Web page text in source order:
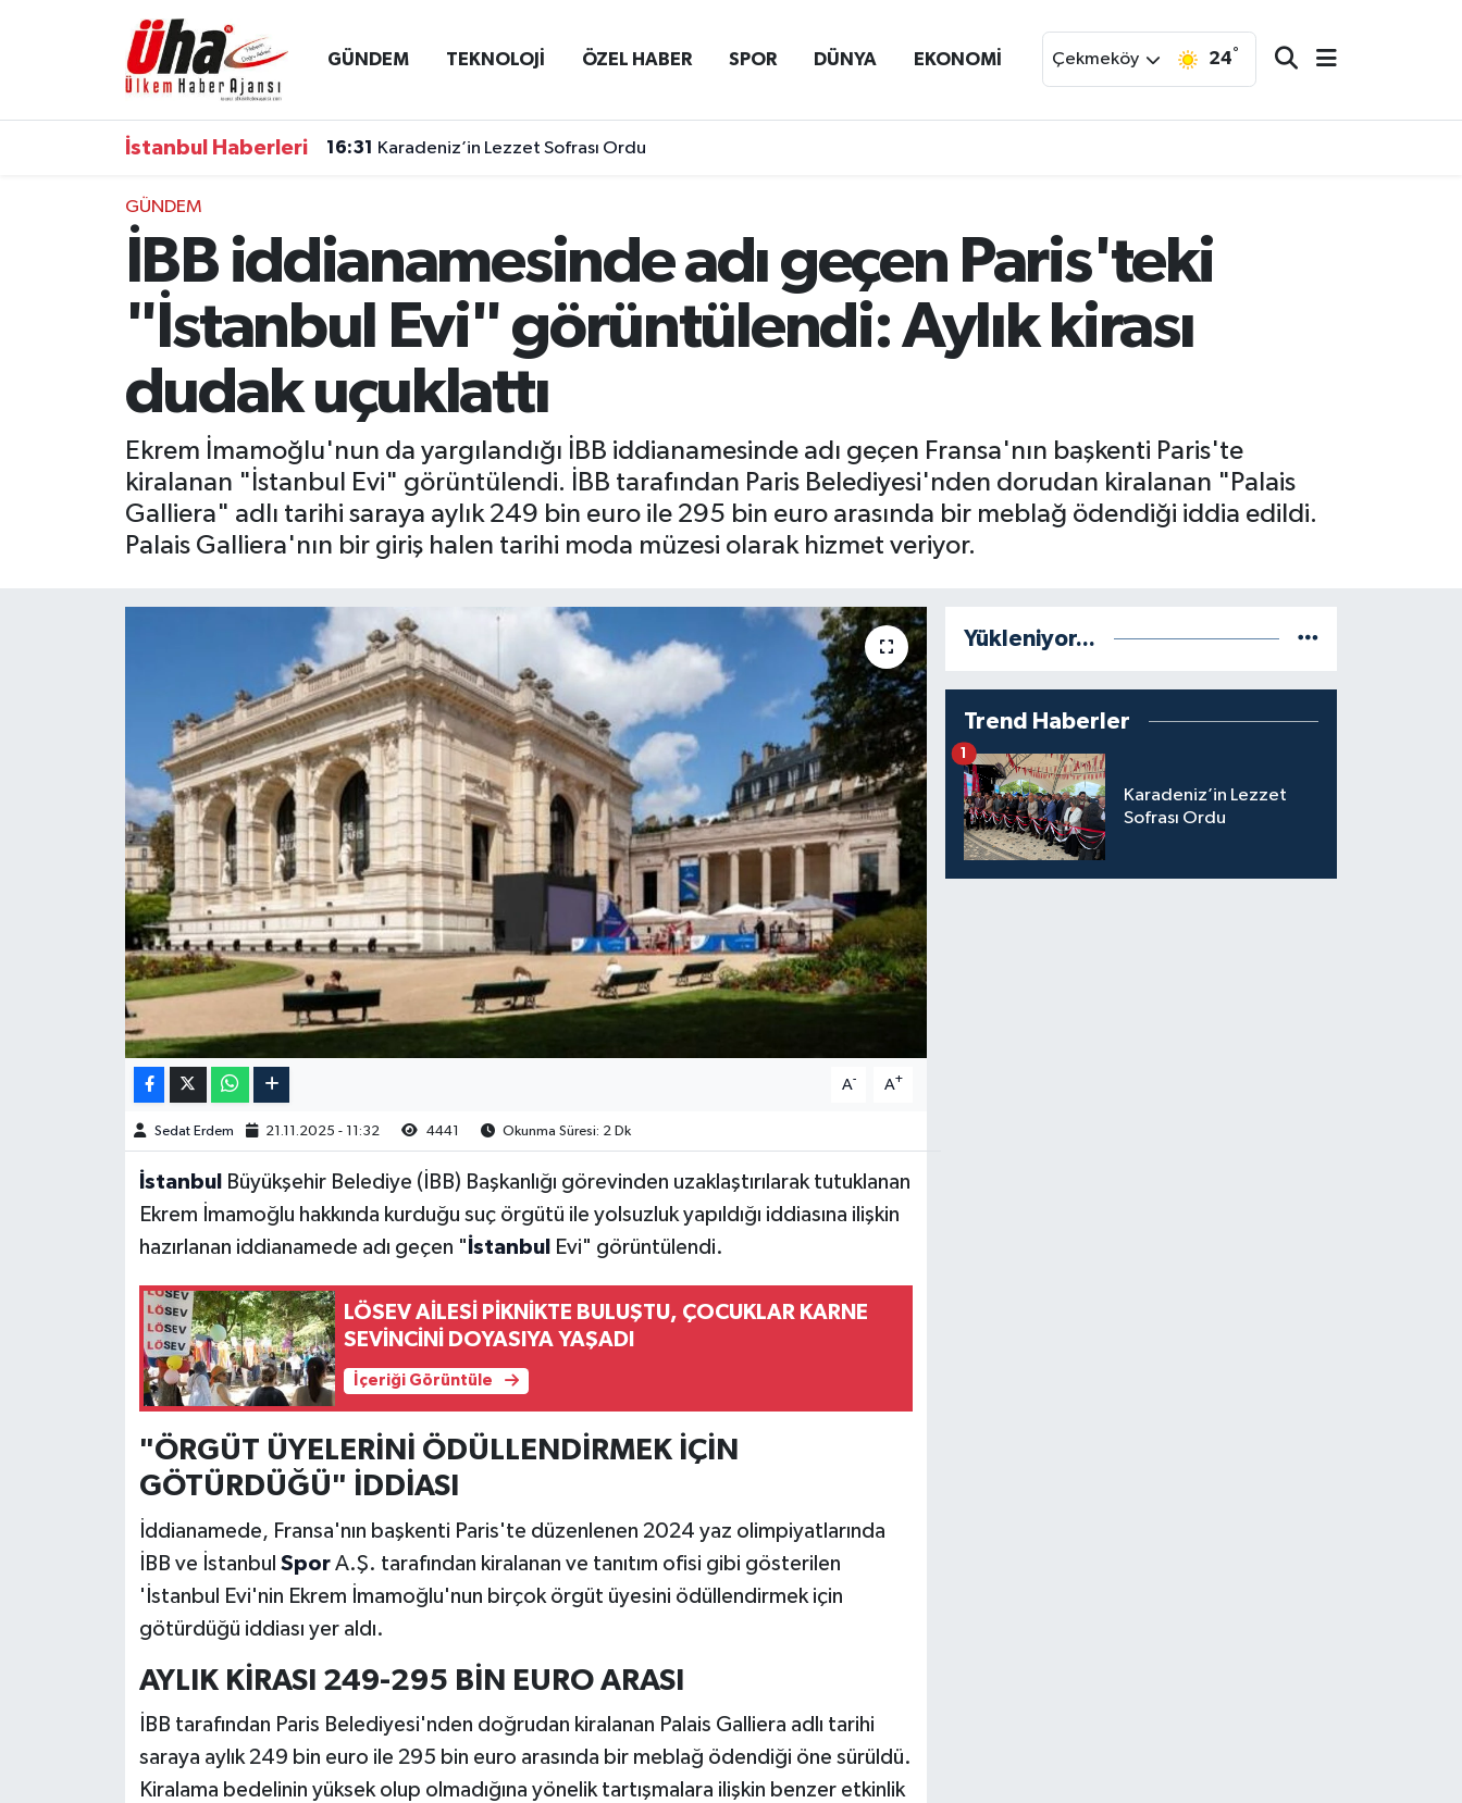
GÜNDEM TEKNOLOJİ ÖZEL HABER SPOR DÜNYA EKONOMİ Çekmeköy 24°
İstanbul Haberleri 16:31 Karadeniz’in Lezzet Sofrası Ordu
GÜNDEM
İBB iddianamesinde adı geçen Paris'teki
"İstanbul Evi" görüntülendi: Aylık kirası
dudak uçuklattı
Ekrem İmamoğlu'nun da yargılandığı İBB iddianamesinde adı geçen Fransa'nın başkenti Paris'te
kiralanan "İstanbul Evi" görüntülendi. İBB tarafından Paris Belediyesi'nden dorudan kiralanan "Palais
Galliera" adlı tarihi saraya aylık 249 bin euro ile 295 bin euro arasında bir meblağ ödendiği iddia edildi.
Palais Galliera'nın bir giriş halen tarihi moda müzesi olarak hizmet veriyor.
A- A+
Sedat Erdem 21.11.2025 - 11:32 4441 Okunma Süresi: 2 Dk
İstanbul
Büyükşehir Belediye (İBB) Başkanlığı görevinden uzaklaştırılarak tutuklanan
Ekrem İmamoğlu hakkında kurduğu suç örgütü ile yolsuzluk yapıldığı iddiasına ilişkin
hazırlanan iddianamede adı geçen " İstanbul Evi" görüntülendi.
LÖSEV AİLESİ PİKNİKTE BULUŞTU, ÇOCUKLAR KARNE
SEVİNCİNİ DOYASIYA YAŞADI
İçeriği Görüntüle
"ÖRGÜT ÜYELERİNİ ÖDÜLLENDİRMEK İÇİN
GÖTÜRDÜĞÜ" İDDİASI
İddianamede, Fransa'nın başkenti Paris'te düzenlenen 2024 yaz olimpiyatlarında
İBB ve İstanbul SporA.Ş. tarafından kiralanan ve tanıtım ofisi gibi gösterilen
'İstanbul Evi'nin Ekrem İmamoğlu'nun birçok örgüt üyesini ödüllendirmek için
götürdüğü iddiası yer aldı.
AYLIK KİRASI 249-295 BİN EURO ARASI
İBB tarafından Paris Belediyesi'nden doğrudan kiralanan Palais Galliera adlı tarihi
saraya aylık 249 bin euro ile 295 bin euro arasında bir meblağ ödendiği öne sürüldü.
Kiralama bedelinin yüksek olup olmadığına yönelik tartışmalara ilişkin benzer etkinlik
Yükleniyor...
Trend Haberler
Karadeniz’in Lezzet
Sofrası Ordu
1
İstanbul Nöbetçi Eczaneler
İstanbul Hava Durumu
İstanbul Namaz Vakitleri
İstanbul Trafik Yoğunluk Haritası
Süper Lig Puan Durumu ve Fikstür
Son Dakika Haberleri
Haber Arşivi